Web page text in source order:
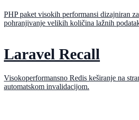
PHP paket visokih performansi dizajniran
pohranjivanje velikih količina lažnih
Laravel Recall
Visokoperformansno Redis keširanje na
automatskom invalidacijom.